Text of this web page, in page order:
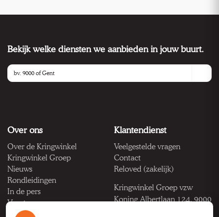
Bekijk welke diensten we aanbieden in jouw buurt.
Over ons
Over de Kringwinkel
Kringwinkel Groep
Nieuws
Rondleidingen
In de pers
Vacatures
Klantendienst
Veelgestelde vragen
Contact
Reloved (zakelijk)
Kringwinkel Groep vzw
Koning Albertlaan 124, 9000